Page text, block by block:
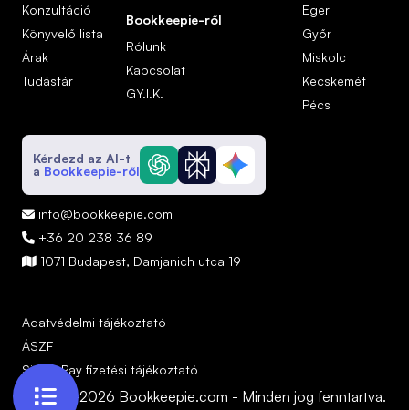
Konzultáció
Könyvelő lista
Árak
Tudástár
Bookkeepie-ről
Rólunk
Kapcsolat
GY.I.K.
Eger
Győr
Miskolc
Kecskemét
Pécs
Kérdezd az AI-t
a Bookkeepie-ről
 info@bookkeepie.com
 +36 20 238 36 89
 1071 Budapest, Damjanich utca 19
© 2024-2026 Bookkeepie.com - Minden jog fenntartva.
Adatvédelmi tájékoztató
ÁSZF
SimplePay fizetési tájékoztató
